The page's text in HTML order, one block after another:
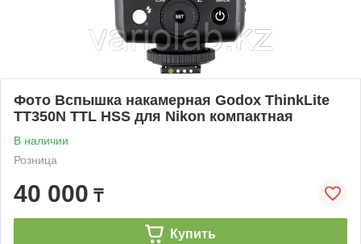
Фото Вспышка накамерная Godox ThinkLite
TT350N TTL HSS для Nikon компактная
В наличии
Розница
40 000 ₸
Купить